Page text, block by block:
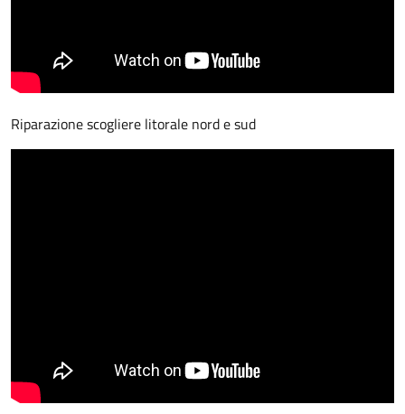
Riparazione scogliere litorale nord e sud